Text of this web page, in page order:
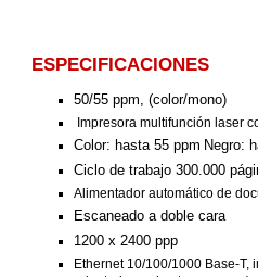
ESPECIFICACIONES
50/55 ppm, (color/mono)
Impresora multifunción laser
Color: hasta 55 ppm Negro:
Ciclo de trabajo 300.000
Alimentador automático de
Escaneado a doble cara
1200 x 2400 ppp
Ethernet 10/100/1000 Base-